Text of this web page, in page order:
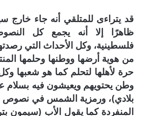
قد يتراءى للمتلقي أنه جاء
ظاهرًا إلا أنه يجمع كل
فلسطينية، وكل الأحداث التي
من هوية أرضها ووطنها وحلمها
حرة لأهلها لتحلم كما هو شعبها
وطن يحتويهم ويعيشون فيه
بلادي)، ورمزية الشمس في نصوص
المنفردة كما يقول الأب (سيمون